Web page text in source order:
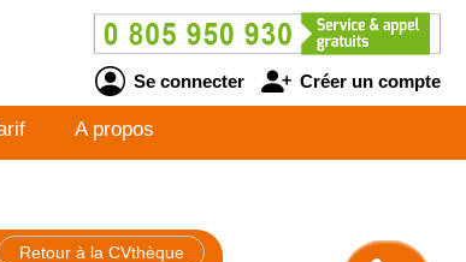
Se connecter Créer un compte
A propos
Retour à la CVthèque